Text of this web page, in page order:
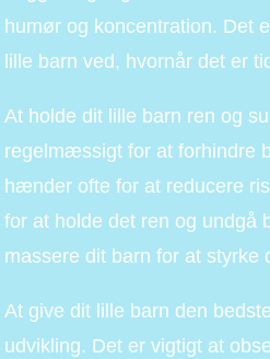
humør og koncentration. Det
lille barn ved, hvornår det er
At holde dit lille barn ren og
regelmæssigt for at forhindre
hænder ofte for at reducere
for at holde det ren og undgå
massere dit barn for at
At give dit lille barn den
udvikling. Det er vigtigt at